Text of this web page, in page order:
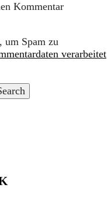
Kommentar
um Spam zu
verarbeitet